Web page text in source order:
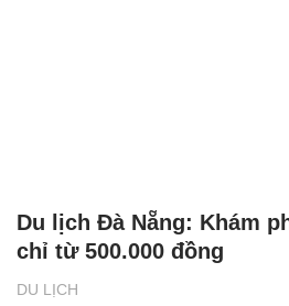
DU LỊCH
Du lịch Đà Nẵng: Khám
chỉ từ 500.000 đồng